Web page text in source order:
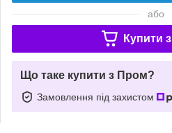
або
Купити з
Що таке купити з Пром?
Замовлення під захистом